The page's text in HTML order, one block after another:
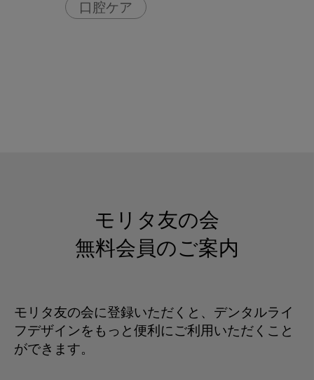
口腔ケア
モリタ友の会
無料会員のご案内
モリタ友の会に登録いただくと、デンタルライ
フデザインをもっと便利にご利用いただくこと
ができます。